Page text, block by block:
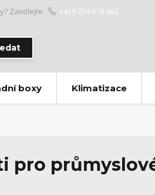
Zavolejte. +420 724 878 662
boxy Klimatizace
pro